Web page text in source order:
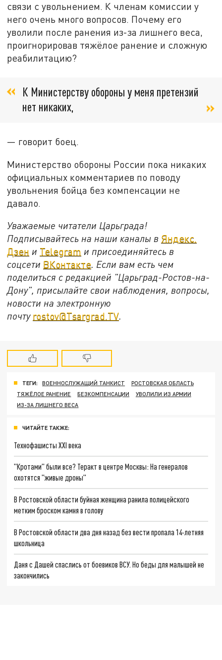
связи с увольнением. К членам комиссии у
него очень много вопросов. Почему его
уволили после ранения из-за лишнего веса,
проигнорировав тяжёлое ранение и сложную
реабилитацию?
К Министерству обороны у меня претензий
нет никаких,
— говорит боец.
Министерство обороны России пока никаких
официальных комментариев по поводу
увольнения бойца без компенсации не
давало.
Уважаемые читатели Царьграда!
Подписывайтесь на наши каналы в Яндекс.
Дзен и Telegram и присоединяйтесь в
соцсети ВКонтакте. Если вам есть чем
поделиться с редакцией "Царьград-Ростов-на-
Дону", присылайте свои наблюдения, вопросы,
новости на электронную
почту rostov@Tsargrad.ТV.
ТЕГИ: ВОЕННОСЛУЖАЩИЙ ТАНКИСТ
РОСТОВСКАЯ ОБЛАСТЬ
ТЯЖЁЛОЕ РАНЕНИЕ
БЕЗКОМПЕНСАЦИИ
УВОЛИЛИ ИЗ АРМИИ
ИЗ-ЗА ЛИШНЕГО ВЕСА
ЧИТАЙТЕ ТАКЖЕ:
Технофашисты XXI века
"Кротами" были все? Теракт в центре Москвы: На генералов
охотятся "живые дроны"
В Ростовской области буйная женщина ранила полицейского
метким броском камня в голову
В Ростовской области два дня назад без вести пропала 14-летняя
школьница
Даня с Дашей спаслись от боевиков ВСУ. Но беды для малышей не
закончились